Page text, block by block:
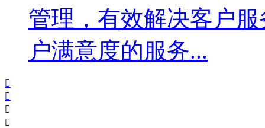
管理，有效解决客户
户满意度的服务...



